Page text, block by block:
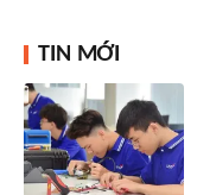
TIN MỚI